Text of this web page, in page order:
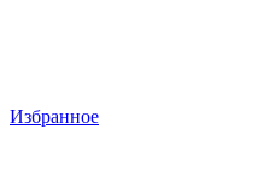
Избранное